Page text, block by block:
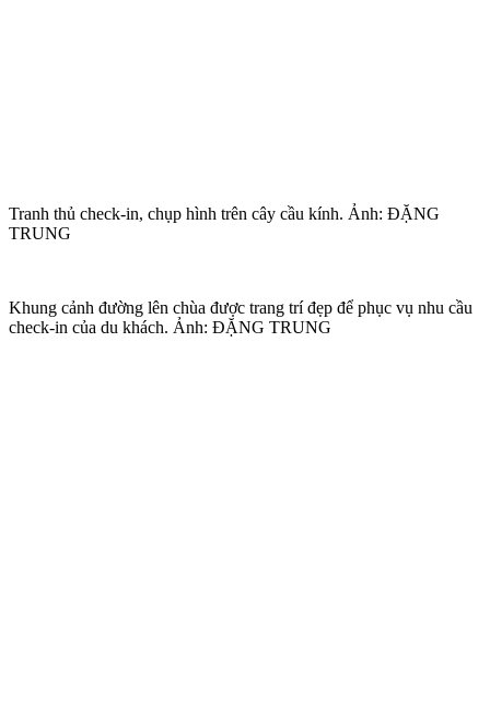
Tranh thủ check-in, chụp hình trên cây cầu kính. Ảnh: ĐẶNG
TRUNG
Khung cảnh đường lên chùa được trang trí đẹp để phục vụ nhu cầu
check-in của du khách. Ảnh: ĐẶNG TRUNG